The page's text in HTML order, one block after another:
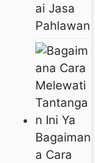
Ai Jasa
Pahlawan
Bagaiman
A Cara